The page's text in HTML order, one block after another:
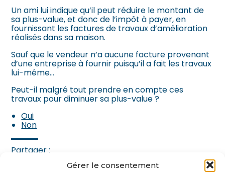
Gérer le consentement
Un ami lui indique qu’il peut réduire le montant de
sa plus-value, et donc de l’impôt à payer, en
fournissant les factures de travaux d’amélioration
réalisés dans sa maison.
Sauf que le vendeur n’a aucune facture provenant
d’une entreprise à fournir puisqu’il a fait les travaux
lui-même…
Peut-il malgré tout prendre en compte ces
travaux pour diminuer sa plus-value ?
Oui
Non
Partager :